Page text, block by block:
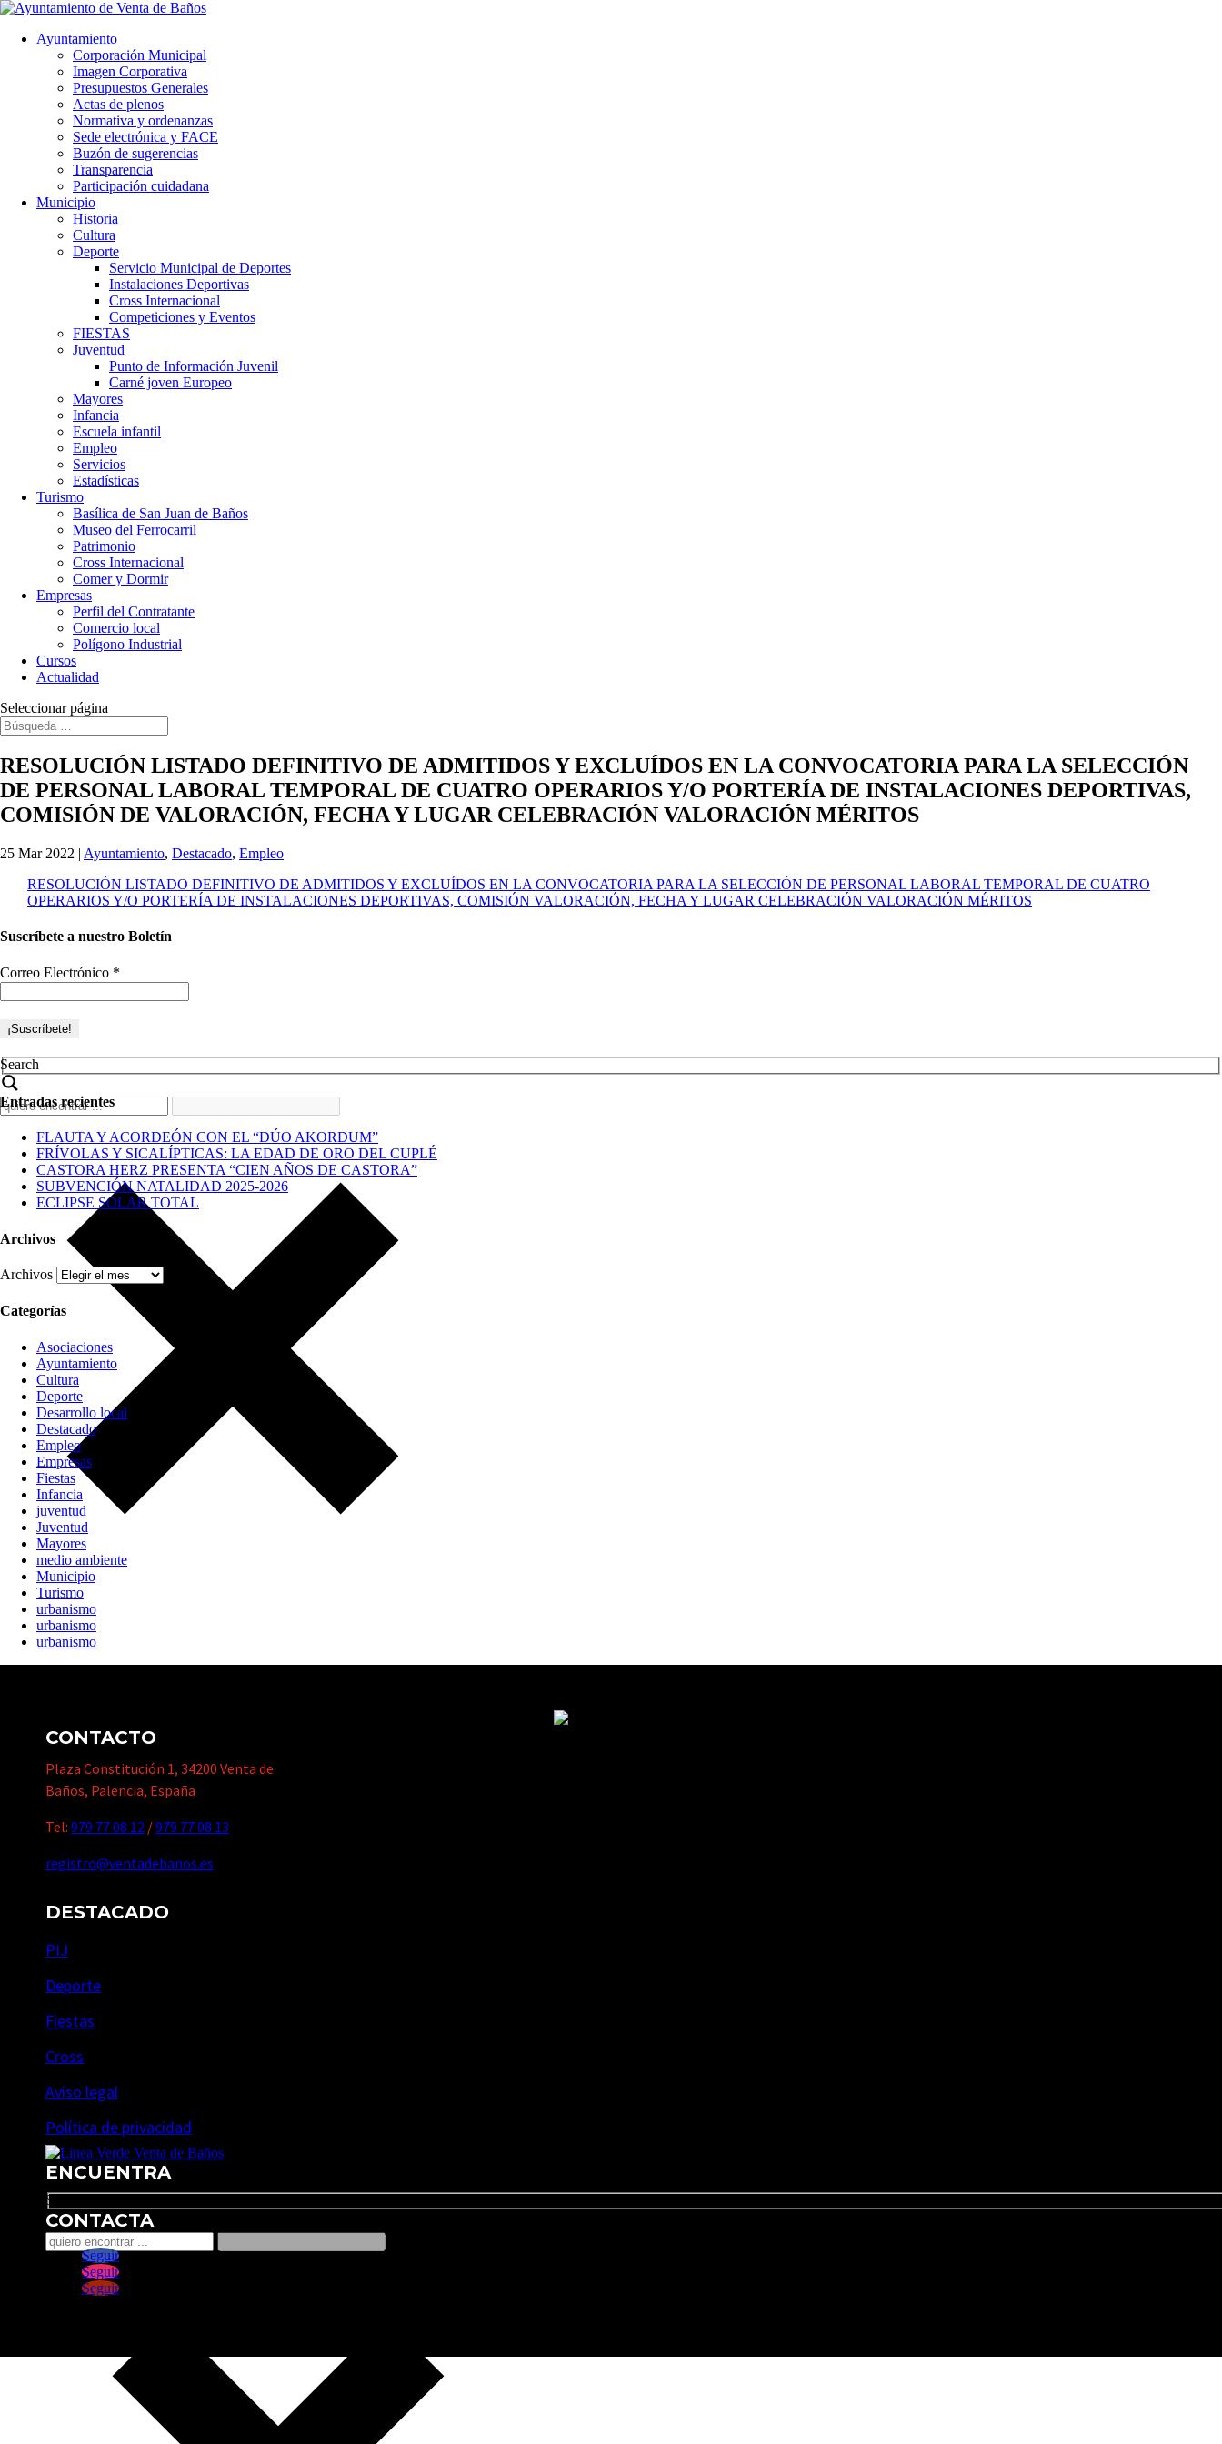
Ayuntamiento
Corporación Municipal
Imagen Corporativa
Presupuestos Generales
Actas de plenos
Normativa y ordenanzas
Sede electrónica y FACE
Buzón de sugerencias
Transparencia
Participación cuidadana
Municipio
Historia
Cultura
Deporte
Servicio Municipal de Deportes
Instalaciones Deportivas
Cross Internacional
Competiciones y Eventos
FIESTAS
Juventud
Punto de Información Juvenil
Carné joven Europeo
Mayores
Infancia
Escuela infantil
Empleo
Servicios
Estadísticas
Turismo
Basílica de San Juan de Baños
Museo del Ferrocarril
Patrimonio
Cross Internacional
Comer y Dormir
Empresas
Perfil del Contratante
Comercio local
Polígono Industrial
Cursos
Actualidad
Seleccionar página
RESOLUCIÓN LISTADO DEFINITIVO DE ADMITIDOS Y EXCLUÍDOS EN LA CONVOCATORIA PARA LA SELECCIÓN
DE PERSONAL LABORAL TEMPORAL DE CUATRO OPERARIOS Y/O PORTERÍA DE INSTALACIONES DEPORTIVAS,
COMISIÓN DE VALORACIÓN, FECHA Y LUGAR CELEBRACIÓN VALORACIÓN MÉRITOS
25 Mar 2022 | Ayuntamiento, Destacado, Empleo
RESOLUCIÓN LISTADO DEFINITIVO DE ADMITIDOS Y EXCLUÍDOS EN LA CONVOCATORIA PARA LA SELECCIÓN DE PERSONAL LABORAL TEMPORAL DE CUATRO
OPERARIOS Y/O PORTERÍA DE INSTALACIONES DEPORTIVAS, COMISIÓN VALORACIÓN, FECHA Y LUGAR CELEBRACIÓN VALORACIÓN MÉRITOS
Suscríbete a nuestro Boletín
Correo Electrónico *
Search
Entradas recientes
FLAUTA Y ACORDEÓN CON EL “DÚO AKORDUM”
FRÍVOLAS Y SICALÍPTICAS: LA EDAD DE ORO DEL CUPLÉ
CASTORA HERZ PRESENTA “CIEN AÑOS DE CASTORA”
SUBVENCIÓN NATALIDAD 2025-2026
ECLIPSE SOLAR TOTAL
Archivos
Archivos
Categorías
Asociaciones
Ayuntamiento
Cultura
Deporte
Desarrollo local
Destacado
Empleo
Empresas
Fiestas
Infancia
juventud
Juventud
Mayores
medio ambiente
Municipio
Turismo
urbanismo
urbanismo
urbanismo
CONTACTO
Plaza Constitución 1, 34200 Venta de
Baños, Palencia, España
Tel: 979 77 08 12 /979 77 08 13
registro@ventadebanos.es
DESTACADO
PIJ
Deporte
Fiestas
Cross
Aviso legal
Política de privacidad
ENCUENTRA
Search
CONTACTA
Seguir
Seguir
Seguir